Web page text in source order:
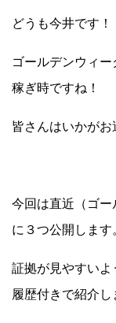
どうも今井です！
ゴールデンウィ
稼ぎ時ですね！
皆さんはいかがお
今回は直近（ゴー
に３つ公開します
証拠が見やすいよ
履歴付きで紹介し